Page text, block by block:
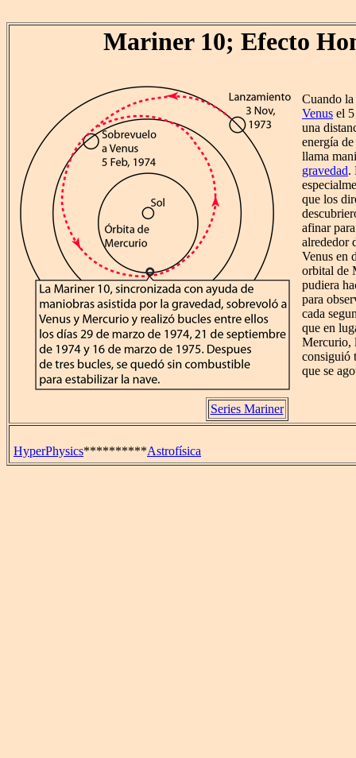
Mariner 10; Efecto
Cuando la
Venus el
una
energía
llama
gravedad.
que los
afinar
alrededor
Venus en
orbital de
pudiera
para
cada
que en
Mercurio,
consiguió
que se
Series Mariner
HyperPhysics**********Astrofísica